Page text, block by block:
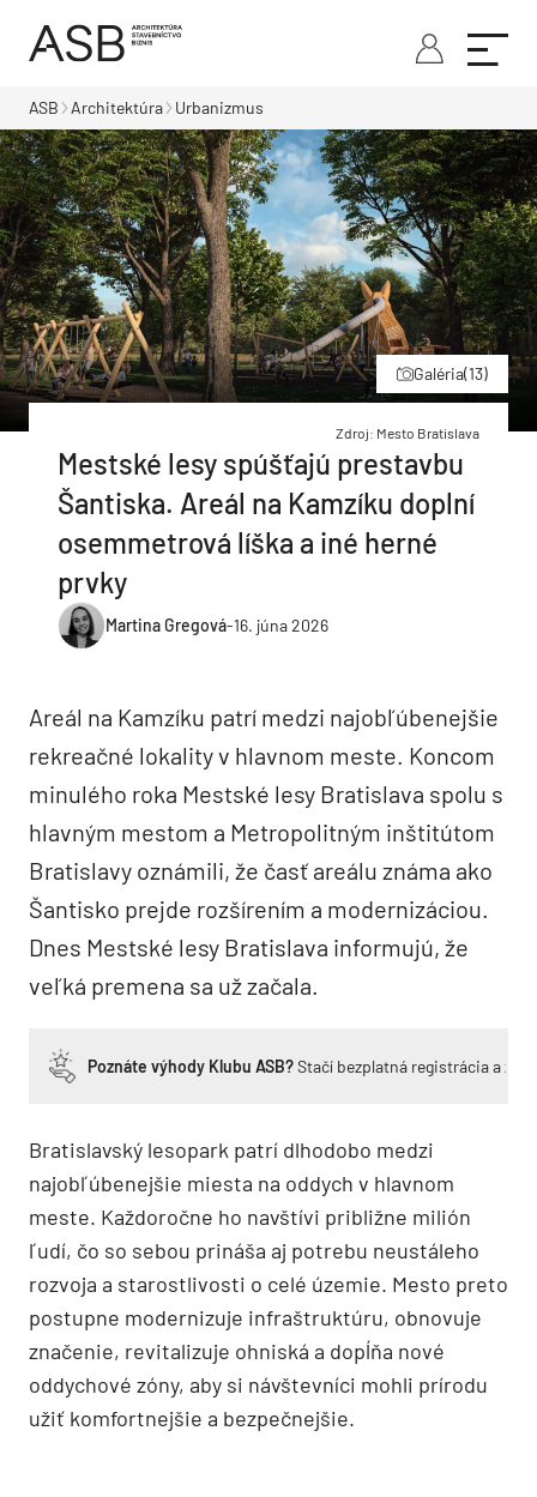
ASB Architektúra Urbanizmus
Galéria(13)
Zdroj: Mesto Bratislava
Mestské lesy spúšťajú prestavbu
Šantiska. Areál na Kamzíku doplní
osemmetrová líška a iné herné
prvky
Martina Gregová-16. júna 2026
Areál na Kamzíku patrí medzi najobľúbenejšie
rekreačné lokality v hlavnom meste. Koncom
minulého roka Mestské lesy Bratislava spolu s
hlavným mestom a Metropolitným inštitútom
Bratislavy oznámili, že časť areálu známa ako
Šantisko prejde rozšírením a modernizáciou.
Dnes Mestské lesy Bratislava informujú, že
veľká premena sa už začala.
Poznáte výhody Klubu ASB?Stačí bezplatná registrácia a
Bratislavský lesopark patrí dlhodobo medzi
najobľúbenejšie miesta na oddych v hlavnom
meste. Každoročne ho navštívi približne milión
ľudí, čo so sebou prináša aj potrebu neustáleho
rozvoja a starostlivosti o celé územie. Mesto preto
postupne modernizuje infraštruktúru, obnovuje
značenie, revitalizuje ohniská a dopĺňa nové
oddychové zóny, aby si návštevníci mohli prírodu
užiť komfortnejšie a bezpečnejšie.